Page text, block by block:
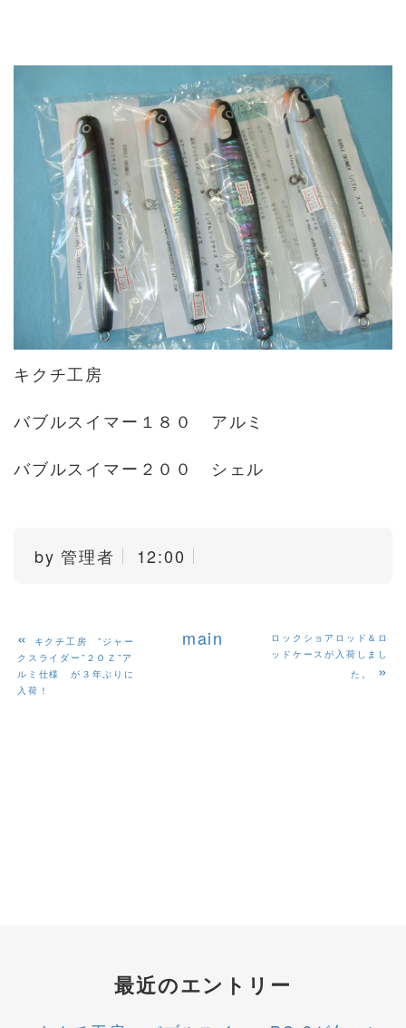
キクチ工房
バブルスイマー１８０ アルミ
バブルスイマー２００ シェル
by管理者 12:00
«
キクチ工房 ”ジャー
クスライダー”２ＯＺ”ア
ルミ仕様 が３年ぶりに
入荷！
main
ロックショアロッド＆ロ
ッドケースが入荷しまし
た。
»
最近のエントリー